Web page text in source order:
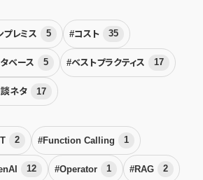
プレミス 5 #コスト 35
ベース 5 #ベストプラクティス 17
ネタ 17
2 #Function Calling 1
12 #Operator 1 #RAG 2